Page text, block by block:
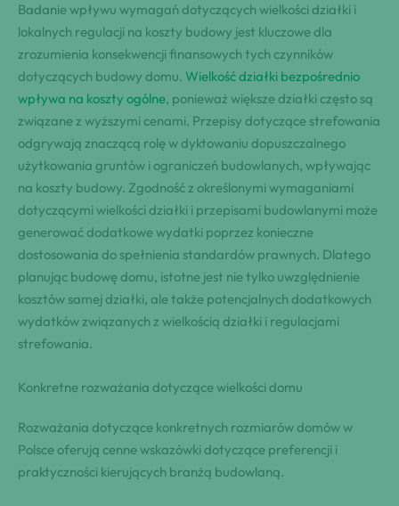
Badanie wpływu wymagań dotyczących wielkości działki i
lokalnych regulacji na koszty budowy jest kluczowe dla
zrozumienia konsekwencji finansowych tych czynników
dotyczących budowy domu. Wielkość działki bezpośrednio
wpływa na koszty ogólne, ponieważ większe działki często są
związane z wyższymi cenami. Przepisy dotyczące strefowania
odgrywają znaczącą rolę w dyktowaniu dopuszczalnego
użytkowania gruntów i ograniczeń budowlanych, wpływając
na koszty budowy. Zgodność z określonymi wymaganiami
dotyczącymi wielkości działki i przepisami budowlanymi może
generować dodatkowe wydatki poprzez konieczne
dostosowania do spełnienia standardów prawnych. Dlatego
planując budowę domu, istotne jest nie tylko uwzględnienie
kosztów samej działki, ale także potencjalnych dodatkowych
wydatków związanych z wielkością działki i regulacjami
strefowania.
Konkretne rozważania dotyczące wielkości domu
Rozważania dotyczące konkretnych rozmiarów domów w
Polsce oferują cenne wskazówki dotyczące preferencji i
praktyczności kierujących branżą budowlaną.